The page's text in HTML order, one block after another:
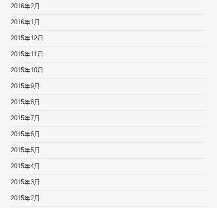
2016年2月
2016年1月
2015年12月
2015年11月
2015年10月
2015年9月
2015年8月
2015年7月
2015年6月
2015年5月
2015年4月
2015年3月
2015年2月